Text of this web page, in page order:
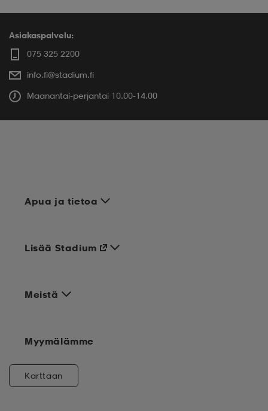
Asiakaspalvelu:
075 325 2200
info.fi@stadium.fi
Maanantai-perjantai 10.00-14.00
Apua ja tietoa
Meistä
Lisää Stadium
Myymälämme
Karttaan